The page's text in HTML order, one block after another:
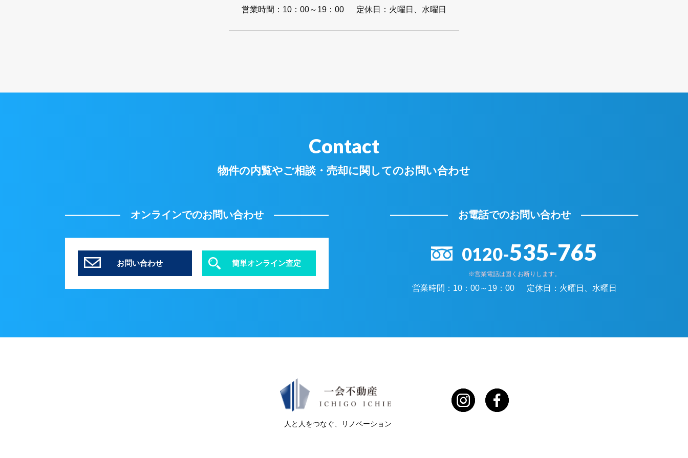
営業時間： 10：00～19：00 定休日： 火曜日、水曜日
Contact
物件の内覧やご相談・ 売却に関してのお問い合わせ
お電話でのお問い合わせ
0120-535-765
※営業電話は固くお断りします。
営業時間： 10：00～19：00 定休日： 火曜日、水曜日
オンラインでのお問い合わせ
お問い合わせ 簡単オンライン査定
人と人をつなぐ、リノベーション